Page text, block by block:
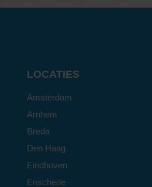
LOCATIES
Amsterdam
Arnhem
Breda
Den Haag
Eindhoven
Enschede